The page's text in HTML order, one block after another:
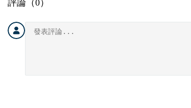
評論（0）